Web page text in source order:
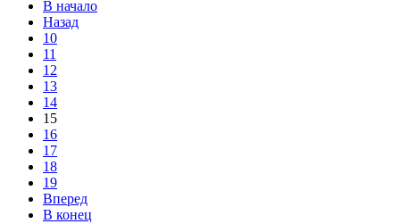
В начало
Назад
10
11
12
13
14
15
16
17
18
19
Вперед
В конец